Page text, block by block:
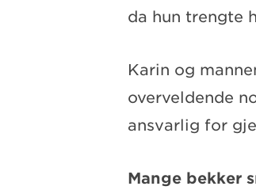
da hun trengte
Karin og
overveldende
ansvarlig for
Mange bekker